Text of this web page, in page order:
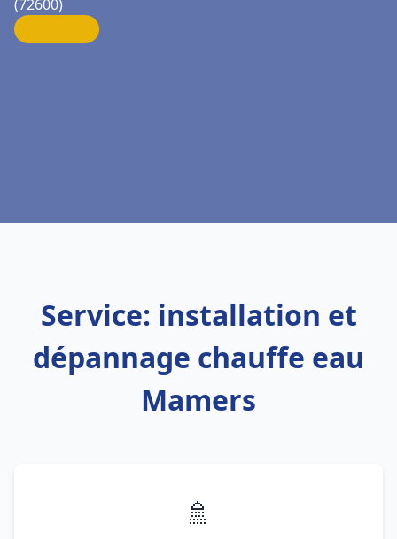
(72600)
Service: installation et
dépannage chauffe eau
Mamers
🚿